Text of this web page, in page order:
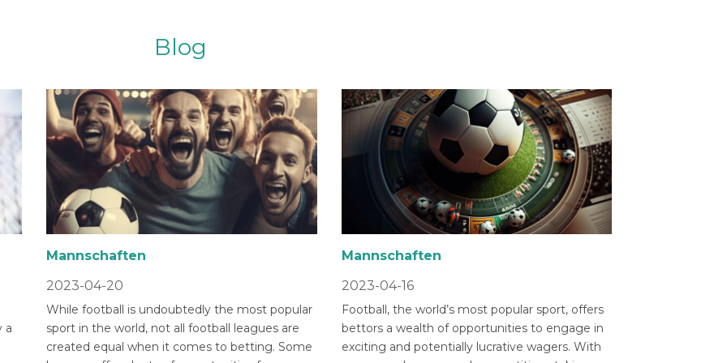
Blog
a
Mannschaften
2023-04-20
While football is undoubtedly the most popular
sport in the world, not all football leagues are
created equal when it comes to betting. Some
Mannschaften
2023-04-16
Football, the world’s most popular sport, offers
bettors a wealth of opportunities to engage in
exciting and potentially lucrative wagers. With